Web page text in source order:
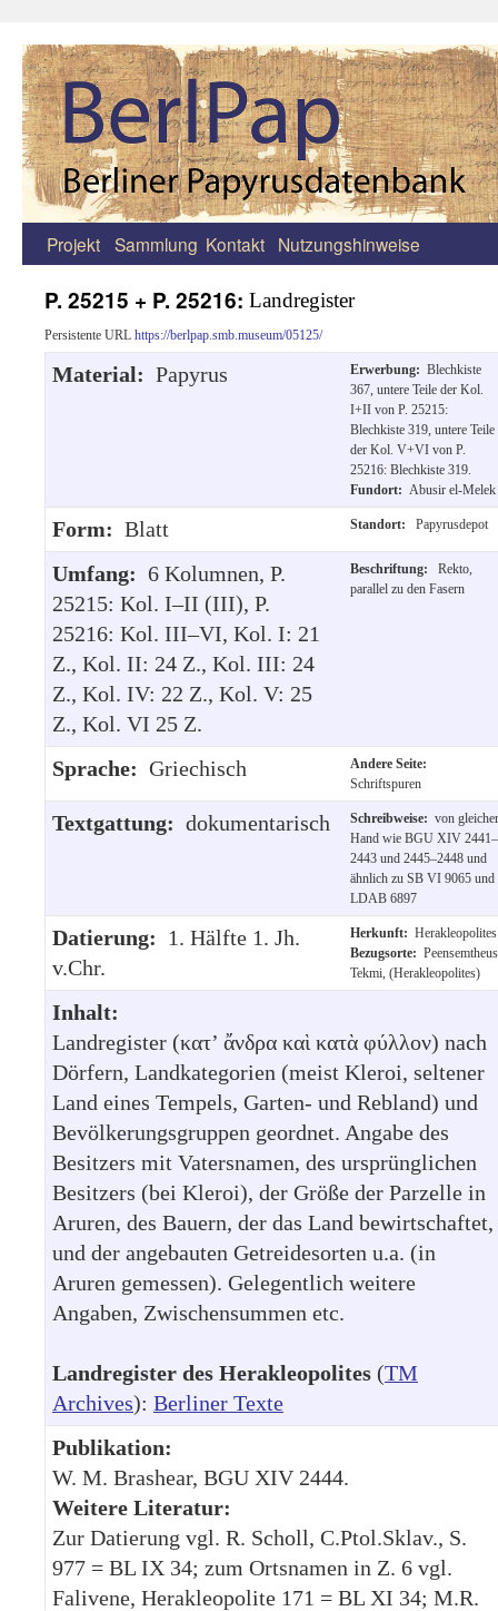
Zum
springen
Projekt Sammlung Kontakt Nutzungshinweise
P. 25215 + P. 25216: Landregister
Persistente URL https://berlpap.smb.museum/05125/
Material: Papyrus Erwerbung: Blechkiste
367, untere Teile der Kol.
I+II von P. 25215:
Blechkiste 319, untere Teile
der Kol. V+VI von P.
25216: Blechkiste 319.
Fundort: Abusir el-Melek
Form: Blatt Standort: Papyrusdepot
Umfang: 6 Kolumnen, P.
25215: Kol. I–II (III), P.
25216: Kol. III–VI, Kol. I: 21
Z., Kol. II: 24 Z., Kol. III: 24
Z., Kol. IV: 22 Z., Kol. V: 25
Z., Kol. VI 25 Z.
Beschriftung:
Rekto,
parallel zu den Fasern
Sprache: Griechisch
Andere Seite:
Schriftspuren
Textgattung: dokumentarisch Schreibweise: von gleicher
Hand wie BGU XIV 2441–
2443 und 2445–2448 und
ähnlich zu SB VI 9065 und
LDAB 6897
Datierung: 1. Hälfte 1. Jh.
v.Chr.
Herkunft: Herakleopolites
Bezugsorte:
Tekmi, (Herakleopolites)
Inhalt:
Landregister (κατ’ ἄνδρα καὶ κατὰ φύλλον) nach
Dörfern, Landkategorien (meist Kleroi, seltener
Land eines Tempels, Garten- und Rebland) und
Bevölkerungsgruppen geordnet. Angabe des
Besitzers mit Vatersnamen, des ursprünglichen
Besitzers (bei Kleroi), der Größe der Parzelle in
Aruren, des Bauern, der das Land bewirtschaftet,
und der angebauten Getreidesorten u.a. (in
Aruren gemessen). Gelegentlich weitere
Angaben, Zwischensummen etc.
Landregister des Herakleopolites (TM
Archives): Berliner Texte
Publikation:
W. M. Brashear, BGU XIV 2444.
Weitere Literatur:
Zur Datierung vgl. R. Scholl, C.Ptol.Sklav., S.
977 = BL IX 34; zum Ortsnamen in Z. 6 vgl.
Falivene, Herakleopolite 171 = BL XI 34; M.R.